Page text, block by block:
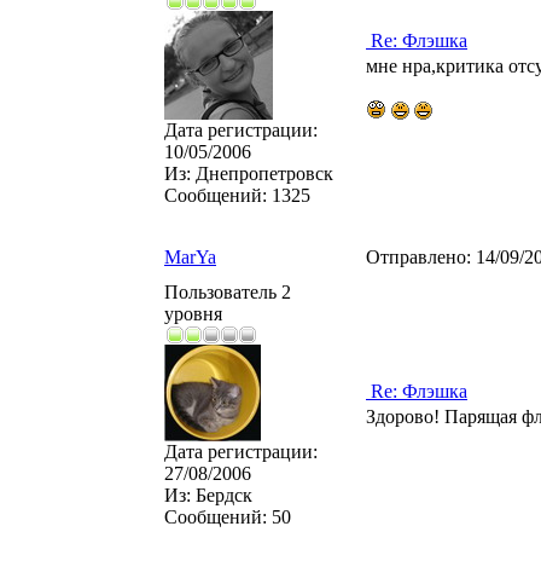
Дата регистрации:
10/05/2006
Из: Днепропетровск
Сообщений: 1325
Re: Флэшка
мне нра,критика
MarYa Отправлено: 14/09/
Пользователь 2
уровня
Дата регистрации:
27/08/2006
Из: Бердск
Сообщений: 50
Re: Флэшка
Здорово! Парящая